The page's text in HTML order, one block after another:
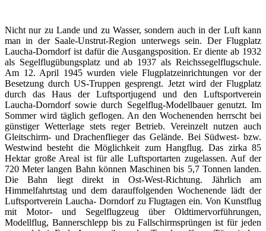
Nicht nur zu Lande und zu Wasser, sondern auch in der Luft kann
man in der Saale-Unstrut-Region unterwegs sein. Der Flugplatz
Laucha-Dorndorf ist dafür die Ausgangsposition. Er diente ab 1932
als Segelflugübungsplatz und ab 1937 als Reichssegelflugschule.
Am 12. April 1945 wurden viele Flugplatzeinrichtungen vor der
Besetzung durch US-Truppen gesprengt. Jetzt wird der Flugplatz
durch das Haus der Luftsportjugend und den Luftsportverein
Laucha-Dorndorf sowie durch Segelflug-Modellbauer genutzt. Im
Sommer wird täglich geflogen. An den Wochenenden herrscht bei
günstiger Wetterlage stets reger Betrieb. Vereinzelt nutzen auch
Gleitschirm- und Drachenflieger das Gelände. Bei Südwest- bzw.
Westwind besteht die Möglichkeit zum Hangflug. Das zirka 85
Hektar große Areal ist für alle Luftsportarten zugelassen. Auf der
720 Meter langen Bahn können Maschinen bis 5,7 Tonnen landen.
Die Bahn liegt direkt in Ost-West-Richtung. Jährlich am
Himmelfahrtstag und dem darauffolgenden Wochenende lädt der
Luftsportverein Laucha- Dorndorf zu Flugtagen ein. Von Kunstflug
mit Motor- und Segelflugzeug über Oldtimervorführungen,
Modellflug, Bannerschlepp bis zu Fallschirmsprüngen ist für jeden